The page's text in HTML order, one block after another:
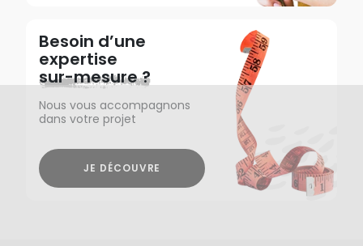
Besoin d’une
expertise
sur-mesure ?
Nous vous accompagnons
dans votre projet
JE DÉCOUVRE